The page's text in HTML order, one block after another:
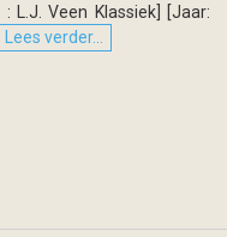
L.J. Veen Klassiek] [Jaar:
Lees verder...